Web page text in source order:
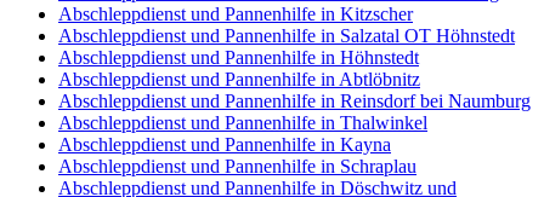
Abschleppdienst und Pannenhilfe in Kitzscher
Abschleppdienst und Pannenhilfe in Salzatal OT Höhnstedt
Abschleppdienst und Pannenhilfe in Höhnstedt
Abschleppdienst und Pannenhilfe in Abtlöbnitz
Abschleppdienst und Pannenhilfe in Reinsdorf bei Naumburg
Abschleppdienst und Pannenhilfe in Thalwinkel
Abschleppdienst und Pannenhilfe in Kayna
Abschleppdienst und Pannenhilfe in Schraplau
Abschleppdienst und Pannenhilfe in Döschwitz und